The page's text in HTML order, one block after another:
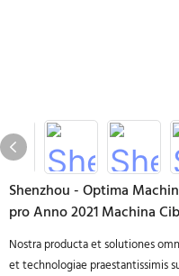
Shenzhou - Optima
pro Anno 2021 Machina
Nostra producta et solutiones
et technologiae praestantissimis